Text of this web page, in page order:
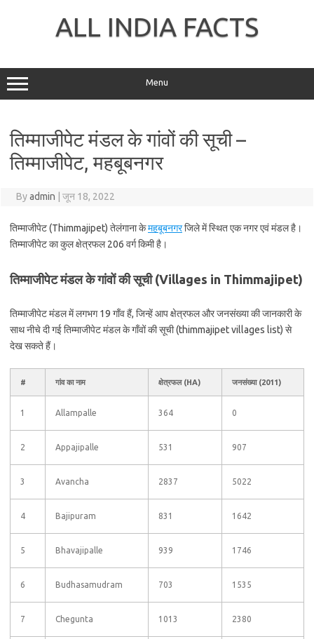
ALL INDIA FACTS
Menu
तिम्माजीपेट मंडल के गांवों की सूची –
तिम्माजीपेट, महबूबनगर
Byadmin जून 18, 2022
तिम्माजीपेट (Thimmajipet) तेलंगाना केमहबूबनगरजिले में स्थित एक नगर एवं मंडल है।
तिम्माजीपेट का कुल क्षेत्रफल 206 वर्ग किमी है।
तिम्माजीपेट मंडल के गांवों की सूची (Villages in Thimmajipet)
तिम्माजीपेट मंडल में लगभग 19 गाँव हैं, जिन्हें आप क्षेत्रफल और जनसंख्या की जानकारी के
साथ नीचे दी गई तिम्माजीपेट मंडल के गाँवों की सूची (thimmajipet villages list) से
देख सकते हैं।
# गांव का नाम क्षेत्रफल (HA) जनसंख्या (2011)
1 Allampalle 364 0
2 Appajipalle 531 907
3 Avancha 2837 5022
4 Bajipuram 831 1642
5 Bhavajipalle 939 1746
6 Budhasamudram 703 1535
7 Chegunta 1013 2380